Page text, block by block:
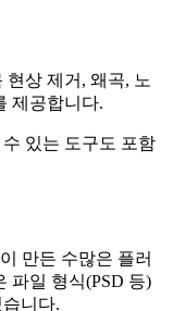
현상 제거, 왜곡, 노
제공합니다.
있는 도구도 포함
만든 수많은 플러
파일 형식(PSD 등)
니다.